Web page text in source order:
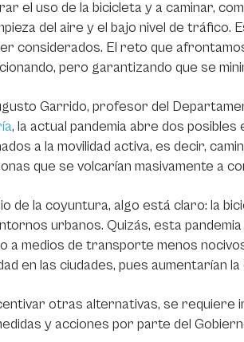
el uso de la bicicleta y a caminar,
del aire y el bajo nivel de
considerados. El reto que
pero garantizando que se
Garrido, profesor del
, la actual pandemia abre dos
a la movilidad activa, es decir,
que se volcarían masivamente a
de la coyuntura, algo está claro: la
urbanos. Quizás, esta
a medios de transporte menos
en las ciudades, pues aumentarían
otras alternativas, se requiere
y acciones por parte del